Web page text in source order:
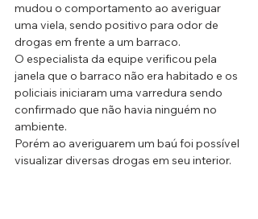
mudou o comportamento ao averiguar
uma viela, sendo positivo para odor de
drogas em frente a um barraco.
O especialista da equipe verificou pela
janela que o barraco não era habitado e os
policiais iniciaram uma varredura sendo
confirmado que não havia ninguém no
ambiente.
Porém ao averiguarem um baú foi possível
visualizar diversas drogas em seu interior.